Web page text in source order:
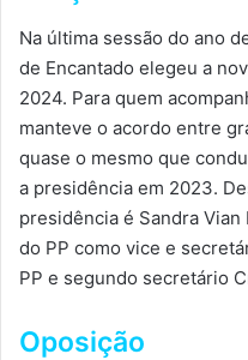
Na última sessão do ano
de Encantado elegeu a
2024. Para quem
manteve o acordo entre
quase o mesmo que
a presidência em 2023.
presidência é Sandra
do PP como vice e
PP e segundo secretário
Oposição